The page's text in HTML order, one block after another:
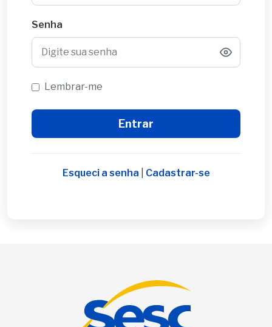
Senha
Lembrar-me
Esqueci a senha Cadastrar-se